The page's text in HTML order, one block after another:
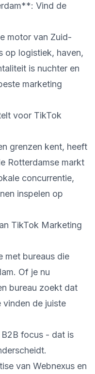
Vind de
motor van Zuid-
op logistiek, haven,
is nuchter en
marketing
voor TikTok
grenzen kent, heeft
Rotterdamse markt
concurrentie,
inspelen op
TikTok Marketing
met bureaus die
Of je nu
bureau zoekt dat
de juiste
focus - dat is
van Webnexus en